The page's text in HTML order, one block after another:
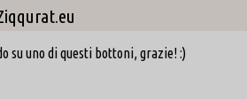
su uno di questi bottoni, grazie! :)